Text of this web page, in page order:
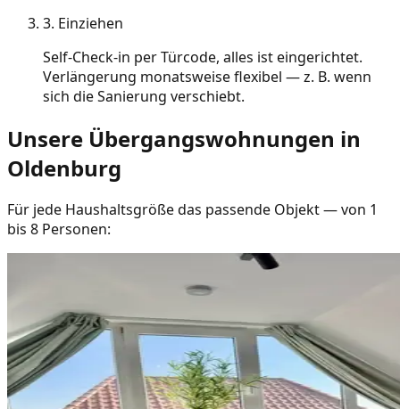
3. Einziehen
Self-Check-in per Türcode, alles ist eingerichtet.
Verlängerung monatsweise flexibel — z. B. wenn
sich die Sanierung verschiebt.
Unsere Übergangswohnungen in
Oldenburg
Für jede Haushaltsgröße das passende Objekt — von 1
bis 8 Personen: